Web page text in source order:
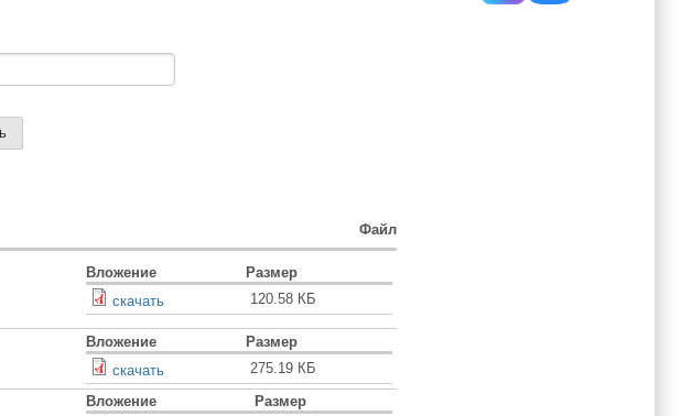
Файл
Вложение
Размер
скачать
120.58 КБ
Вложение
Размер
скачать
275.19 КБ
Вложение
Размер